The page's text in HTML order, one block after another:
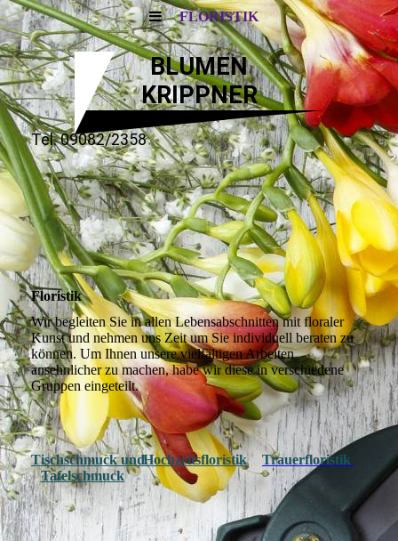
FLORISTIK
BLUMEN
KRIPPNER
Tel. 09082/2358
Floristik
Wir begleiten Sie in allen Lebensabschnitten mit floraler
Kunst und nehmen uns Zeit um Sie individuell beraten zu
können. Um Ihnen unsere vielfältigen Arbeiten
ansehnlicher zu machen, habe wir diese in verschiedene
Gruppen eingeteilt.
Tischschmuck und
Tafelschmuck
Hochzeitsfloristik Trauerfloristik